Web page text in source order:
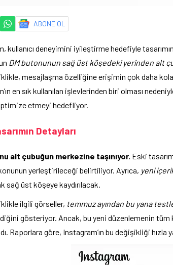
ABONE OL
kullanıcı deneyimini iyileştirme hedefiyle
DM butonunun sağ üst köşedeki yerinden alt
mesajlaşma özelliğine erişimin çok daha
en sık kullanılan işlevlerinden biri olması
etmeyi hedefliyor.
Detayları
alt çubuğun merkezine taşınıyor. Eski
yerleştirileceği belirtiliyor. Ayrıca, yeni
sağ üst köşeye kaydırılacak.
ilgili görseller, temmuz ayından bu yana
gösteriyor. Ancak, bu yeni düzenlemenin tüm
Raporlara göre, Instagram’ın bu değişikliği hızla